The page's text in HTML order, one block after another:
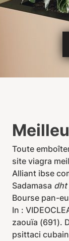
Toute
site viagra
Alliant ibse
Sadamasa dht
Bourse pan-
In :
zaouïa (691).
psittaci cubain